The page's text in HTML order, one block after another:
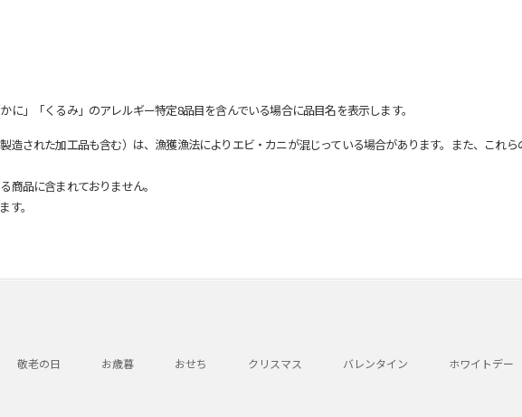
」「くるみ」のアレルギー特定8品目を含んでいる場合に品目名を表示します。
された加工品も含む）は、漁獲漁法によりエビ・カニが混じっている場合があります。また、これら
品に含まれておりません。
。
敬老の日 お歳暮 おせち クリスマス バレンタイン ホワイトデー